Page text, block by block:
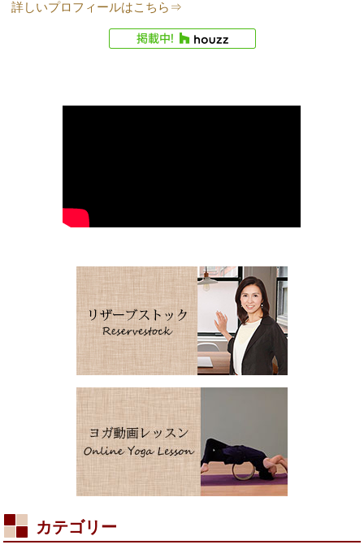
詳しいプロフィールはこちら⇒
カテゴリー